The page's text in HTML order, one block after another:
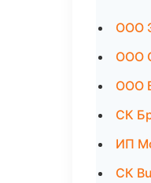
ООО
ООО
ООО
СК
ИП
СК